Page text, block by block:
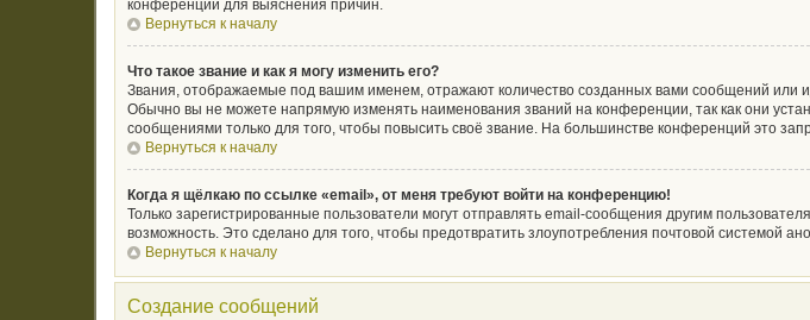
конференции для выяснения причин.
Вернуться к началу
Что такое звание и как я могу изменить его?
Звания, отображаемые под вашим именем, отражают количество созданных вами сообщений
Обычно вы не можете напрямую изменять наименования званий на конференции, так как они
сообщениями только для того, чтобы повысить своё звание. На большинстве конференций это
Вернуться к началу
Когда я щёлкаю по ссылке «email», от меня требуют войти на конференцию!
Только зарегистрированные пользователи могут отправлять email-сообщения другим
возможность. Это сделано для того, чтобы предотвратить злоупотребления почтовой системой
Вернуться к началу
Создание сообщений